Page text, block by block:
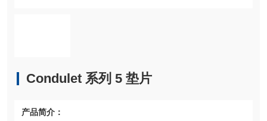
Condulet 系列 5 垫片
产品简介：